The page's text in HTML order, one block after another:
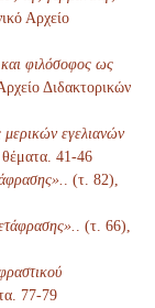
Αρχείο
φιλόσοφος ως
Διδακτορικών
εγελιανών
θέματα. 41-46
. (τ. 82),
. (τ. 66),
77-79